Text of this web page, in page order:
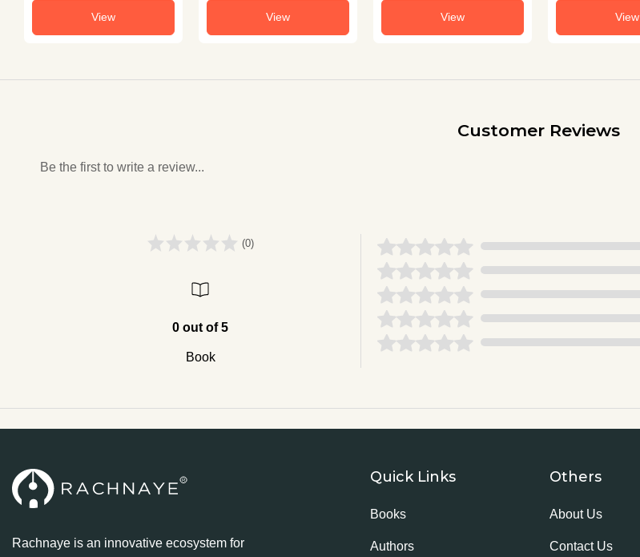
View View View View
Customer Reviews
Be the first to write a review...
(0)
0 out of 5
Book
Rachnaye is an innovative ecosystem for
Quick Links
Books
Authors
Others
About Us
Contact Us